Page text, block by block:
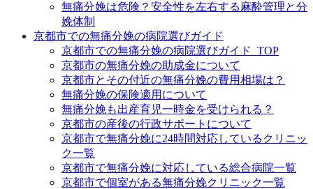
無痛分娩は危険？安全性を左右する麻酔管理と分
娩体制
京都市での無痛分娩の病院選びガイド
京都市での無痛分娩の病院選びガイド_TOP
京都市の無痛分娩の助成金について
京都市とその付近の無痛分娩の費用相場は？
無痛分娩の保険適用について
無痛分娩も出産育児一時金を受けられる？
京都市の産後の行政サポートについて
京都市で無痛分娩に24時間対応しているクリニッ
ク一覧
京都市で無痛分娩に対応している総合病院一覧
京都市で個室がある無痛分娩クリニック一覧